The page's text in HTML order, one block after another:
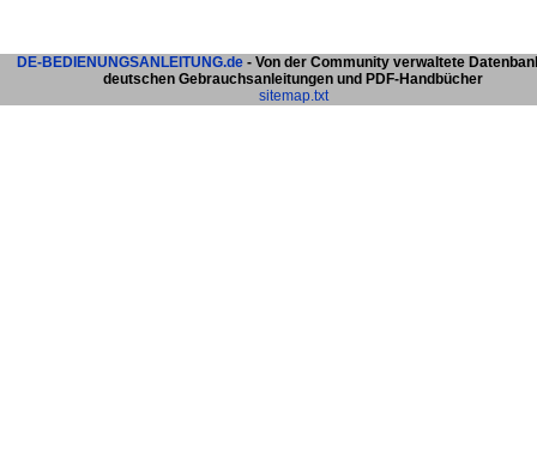
DE-BEDIENUNGSANLEITUNG.de - Von der Community verwaltete
deutschen Gebrauchsanleitungen und PDF-Handbücher
sitemap.txt